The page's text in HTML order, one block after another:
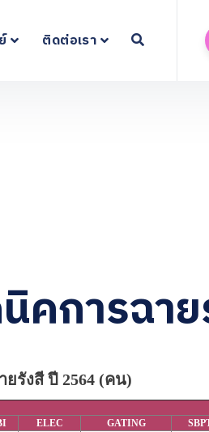
ติดต่อเรา
คการฉา
รังสี ปี 2564 (คน)
ELEC GATING